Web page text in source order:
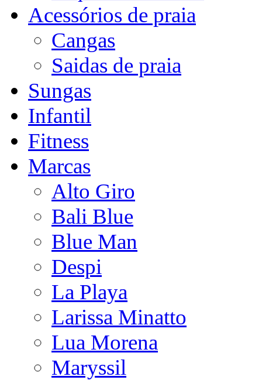
Acessórios de praia
Cangas
Saidas de praia
Sungas
Infantil
Fitness
Marcas
Alto Giro
Bali Blue
Blue Man
Despi
La Playa
Larissa Minatto
Lua Morena
Maryssil